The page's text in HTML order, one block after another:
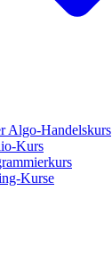
Algo-Handelskurs
Kurs
Kurse